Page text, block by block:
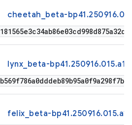
cheetah_beta-
lynx_beta-
felix_beta-